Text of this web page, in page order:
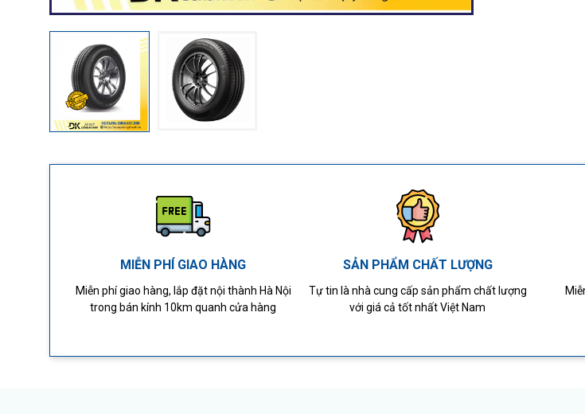
MIỄN PHÍ GIAO HÀNG
Miễn phí giao hàng, lắp đặt nội thành Hà Nội
trong bán kính 10km quanh cửa hàng
SẢN PHẨM CHẤT LƯỢNG
Tự tin là nhà cung cấp sản phẩm chất lượng
với giá cả tốt nhất Việt Nam